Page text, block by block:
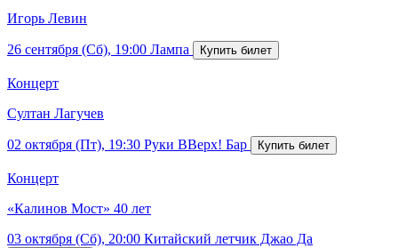
Игорь Левин
26 сентября (Сб), 19:00 Лампа
Концерт
Султан Лагучев
02 октября (Пт), 19:30 Руки ВВерх! Бар
Концерт
«Калинов Мост» 40 лет
03 октября (Сб), 20:00 Китайский летчик Джао Да